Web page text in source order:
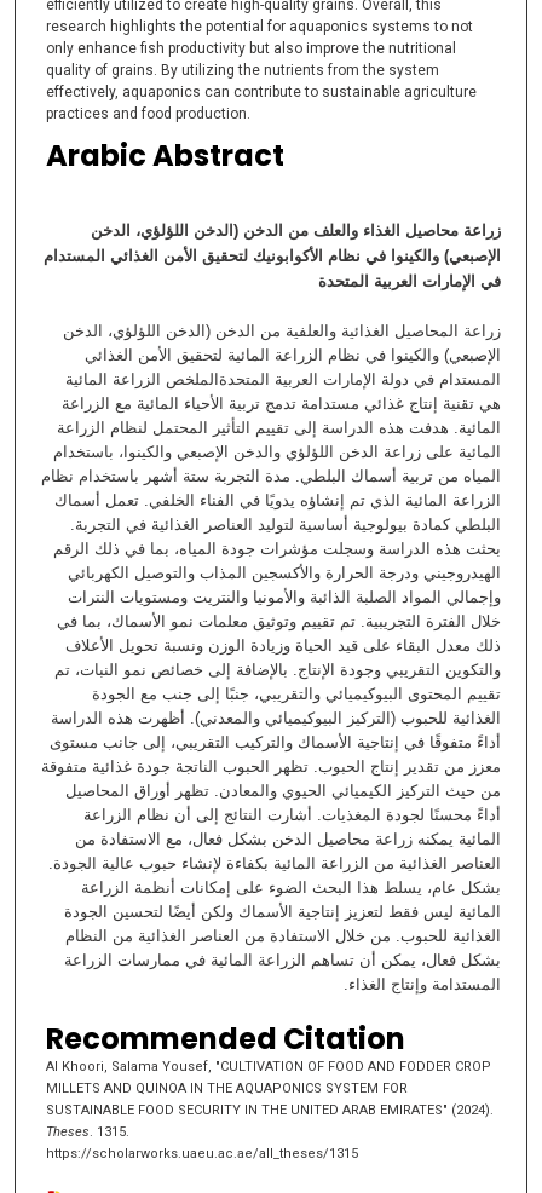
efficiently utilized to create high-quality grains. Overall, this
research highlights the potential for aquaponics systems to not
only enhance fish productivity but also improve the nutritional
quality of grains. By utilizing the nutrients from the system
effectively, aquaponics can contribute to sustainable agriculture
practices and food production.
Arabic Abstract
زراعة محاصيل الغذاء والعلف من الدخن (الدخن اللؤلؤي، الدخن
الإصبعي) والكينوا في نظام الأكوابونيك لتحقيق الأمن الغذائي المستدام
في الإمارات العربية المتحدة
زراعة المحاصيل الغذائية والعلفية من الدخن (الدخن اللؤلؤي، الدخن
الإصبعي) والكينوا في نظام الزراعة المائية لتحقيق الأمن الغذائي
المستدام في دولة الإمارات العربية المتحدةالملخص الزراعة المائية
هي تقنية إنتاج غذائي مستدامة تدمج تربية الأحياء المائية مع الزراعة
المائية. هدفت هذه الدراسة إلى تقييم التأثير المحتمل لنظام الزراعة
المائية على زراعة الدخن اللؤلؤي والدخن الإصبعي والكينوا، باستخدام
المياه من تربية أسماك البلطي. مدة التجربة ستة أشهر باستخدام نظام
الزراعة المائية الذي تم إنشاؤه يدويًا في الفناء الخلفي. تعمل أسماك
البلطي كمادة بيولوجية أساسية لتوليد العناصر الغذائية في التجربة.
بحثت هذه الدراسة وسجلت مؤشرات جودة المياه، بما في ذلك الرقم
الهيدروجيني ودرجة الحرارة والأكسجين المذاب والتوصيل الكهربائي
وإجمالي المواد الصلبة الذائبة والأمونيا والنتريت ومستويات النترات
خلال الفترة التجريبية. تم تقييم وتوثيق معلمات نمو الأسماك، بما في
ذلك معدل البقاء على قيد الحياة وزيادة الوزن ونسبة تحويل الأعلاف
والتكوين التقريبي وجودة الإنتاج. بالإضافة إلى خصائص نمو النبات، تم
تقييم المحتوى البيوكيميائي والتقريبي، جنبًا إلى جنب مع الجودة
الغذائية للحبوب (التركيز البيوكيميائي والمعدني). أظهرت هذه الدراسة
أداءً متفوقًا في إنتاجية الأسماك والتركيب التقريبي، إلى جانب مستوى
معزز من تقدير إنتاج الحبوب. تظهر الحبوب الناتجة جودة غذائية متفوقة
من حيث التركيز الكيميائي الحيوي والمعادن. تظهر أوراق المحاصيل
أداءً محسنًا لجودة المغذيات. أشارت النتائج إلى أن نظام الزراعة
المائية يمكنه زراعة محاصيل الدخن بشكل فعال، مع الاستفادة من
العناصر الغذائية من الزراعة المائية بكفاءة لإنشاء حبوب عالية الجودة.
بشكل عام، يسلط هذا البحث الضوء على إمكانات أنظمة الزراعة
المائية ليس فقط لتعزيز إنتاجية الأسماك ولكن أيضًا لتحسين الجودة
الغذائية للحبوب. من خلال الاستفادة من العناصر الغذائية من النظام
بشكل فعال، يمكن أن تساهم الزراعة المائية في ممارسات الزراعة
المستدامة وإنتاج الغذاء.
Recommended Citation
Al Khoori, Salama Yousef, "CULTIVATION OF FOOD AND FODDER CROP
MILLETS AND QUINOA IN THE AQUAPONICS SYSTEM FOR
SUSTAINABLE FOOD SECURITY IN THE UNITED ARAB EMIRATES" (2024).
Theses. 1315.
https://scholarworks.uaeu.ac.ae/all_theses/1315